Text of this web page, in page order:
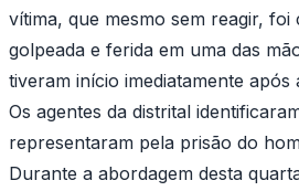
vítima, que mesmo sem reagir, foi
golpeada e ferida em uma das
tiveram início imediatamente após
Os agentes da distrital
representaram pela prisão do
Durante a abordagem desta